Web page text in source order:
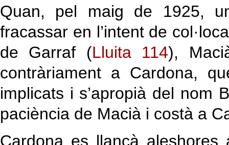
Quan, pel maig de 1925,
fracassar en l’intent de
de Garraf (Lluita 114),
contràriament a Cardona,
implicats i s’apropià del nom
paciència de Macià i costà a
Cardona es llançà